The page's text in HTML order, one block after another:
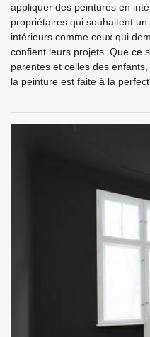
appliquer des peintures en
propriétaires qui souhaitent
intérieurs comme ceux qui
confient leurs projets. Que ce
parentes et celles des
la peinture est faite à la